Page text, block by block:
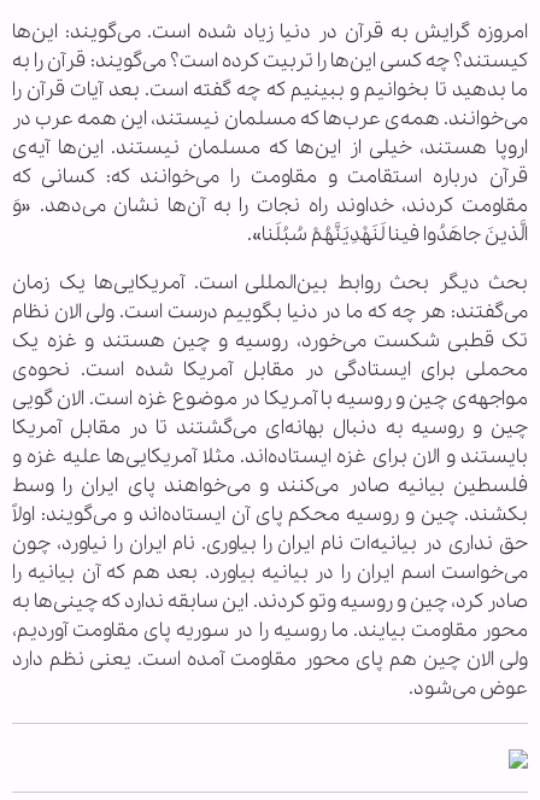
امروزه گرایش به قرآن در دنیا زیاد شده است. می‌گویند: این‌ها
کیستند؟ چه کسی این‌ها را تربیت کرده است؟ می‌گویند: قرآن را به
ما بدهید تا بخوانیم و ببینیم که چه گفته است. بعد آیات قرآن را
می‌خوانند. همه‌ی عرب‌ها که مسلمان نیستند، این همه عرب در
اروپا هستند، خیلی از این‌ها که مسلمان نیستند. این‌ها آیه‌ی
قرآن درباره استقامت و مقاومت را می‌خوانند که: کسانی که
مقاومت کردند، خداوند راه نجات را به آن‌ها نشان می‌دهد. «وَ
الَّذينَ جاهَدُوا فينا لَنَهْدِيَنَّهُمْ سُبُلَنا».
بحث دیگر بحث روابط بین‌المللی است. آمریکایی‌ها یک زمان
می‌گفتند: هر چه که ما در دنیا بگوییم درست است. ولی الان نظام
تک قطبی شکست می‌خورد، روسیه و چین هستند و غزه یک
محملی برای ایستادگی در مقابل آمریکا شده است. نحوه‌ی
مواجهه‌ی چین و روسیه با آمریکا در موضوع غزه است. الان گویی
چین و روسیه به دنبال بهانه‌ای می‌گشتند تا در مقابل آمریکا
بایستند و الان برای غزه ایستاده‌اند. مثلا آمریکایی‌ها علیه غزه و
فلسطین بیانیه صادر می‌کنند و می‌خواهند پای ایران را وسط
بکشند. چین و روسیه محکم پای آن ایستاده‌اند و می‌گویند: اولاً
حق نداری در بیانیه‌ات نام ایران را بیاوری. نام ایران را نیاورد، چون
می‌خواست اسم ایران را در بیانیه بیاورد. بعد هم که آن بیانیه را
صادر کرد، چین و روسیه وتو کردند. این سابقه ندارد که چینی‌ها به
محور مقاومت بیایند. ما روسیه را در سوریه پای مقاومت آوردیم،
ولی الان چین هم پای محور مقاومت آمده است. یعنی نظم دارد
عوض می‌شود.